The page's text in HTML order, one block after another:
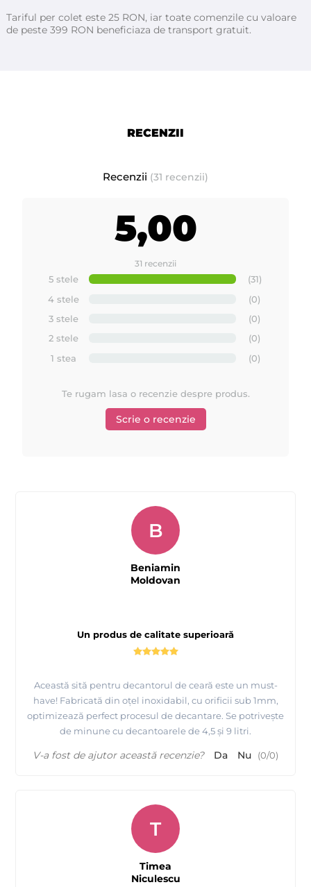
contacta telefonic !
Tariful per colet este 25 RON, iar toate comenzile cu valoare
de peste 399 RON beneficiaza de transport gratuit.
RECENZII
Recenzii (31 recenzii)
5,00
31 recenzii
5 stele
(31)
4 stele
(0)
3 stele
(0)
2 stele
(0)
1 stea
(0)
Te rugam lasa o recenzie despre produs.
Scrie o recenzie
Un produs de calitate superioară
Această sită pentru decantorul de ceară este un must-
have! Fabricată din oțel inoxidabil, cu orificii sub 1mm,
optimizează perfect procesul de decantare. Se potrivește
de minune cu decantoarele de 4,5 și 9 litri.
B
Beniamin
Moldovan
V-a fost de ajutor această recenzie? Da Nu (0/0)
T
Timea
Niculescu